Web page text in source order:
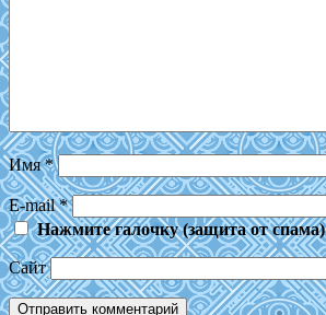
Имя*
E-mail*
Нажмите галочку (защита от спама)
Сайт